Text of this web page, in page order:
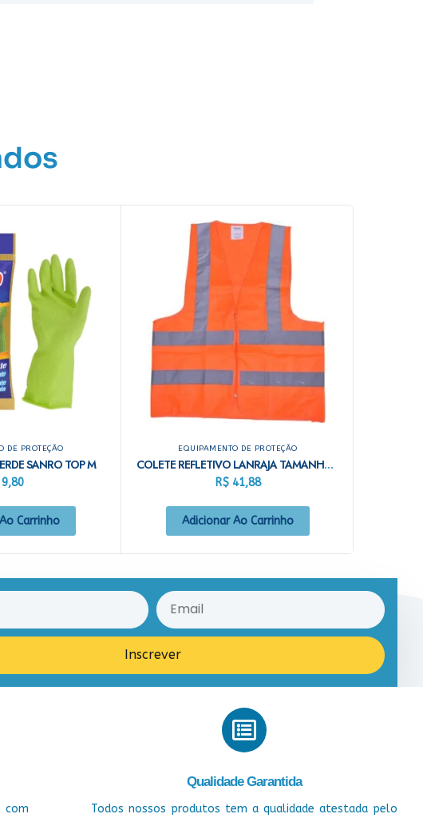
DE PROTEÇÃO
SANRO TOP M
Carrinho
EQUIPAMENTO DE PROTEÇÃO
COLETE REFLETIVO LANRAJA TAMANHO G
R$41,88
Adicionar Ao Carrinho
Inscrever
com
Qualidade Garantida
Todos nossos produtos tem a qualidade atestada pelo